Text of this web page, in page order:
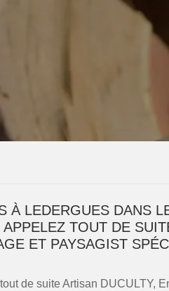
À LEDERGUES DANS
TOUT DE
ET PAYSAGIST
de suite Artisan DUCULTY,